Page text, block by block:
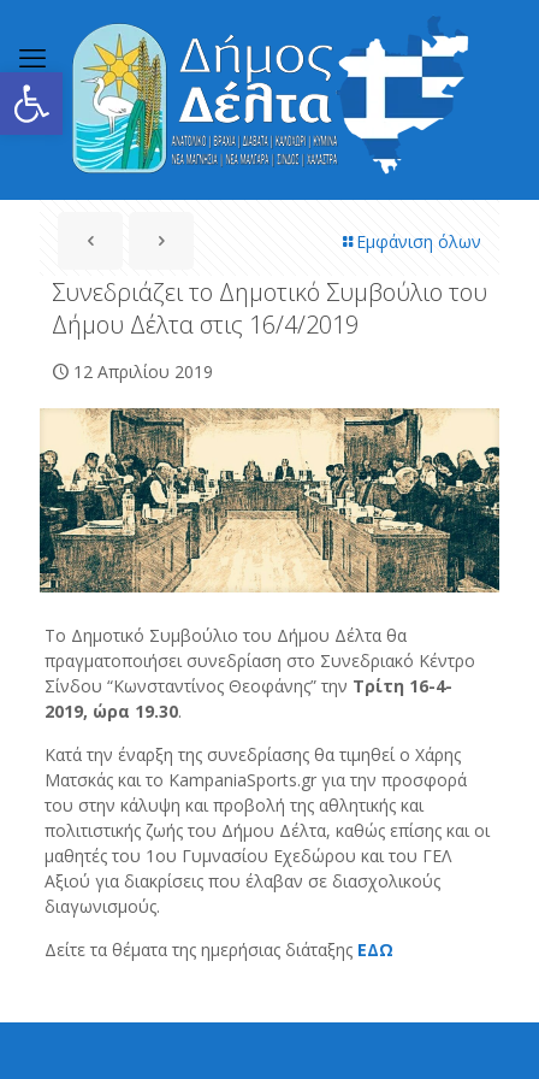
Ανοίξτε τη γραμμή εργαλείων
Εμφάνιση όλων
Συνεδριάζει το Δημοτικό Συμβούλιο του
Δήμου Δέλτα στις 16/4/2019
12 Απριλίου 2019
Το Δημοτικό Συμβούλιο του Δήμου Δέλτα θα
πραγματοποιήσει συνεδρίαση στο Συνεδριακό Κέντρο
Σίνδου “Κωνσταντίνος Θεοφάνης” την Τρίτη 16-4-
2019, ώρα 19.30.
Κατά την έναρξη της συνεδρίασης θα τιμηθεί ο Χάρης
Ματσκάς και το KampaniaSports.gr για την προσφορά
του στην κάλυψη και προβολή της αθλητικής και
πολιτιστικής ζωής του Δήμου Δέλτα, καθώς επίσης και οι
μαθητές του 1ου Γυμνασίου Εχεδώρου και του ΓΕΛ
Αξιού για διακρίσεις που έλαβαν σε διασχολικούς
διαγωνισμούς.
Δείτε τα θέματα της ημερήσιας διάταξης ΕΔΩ